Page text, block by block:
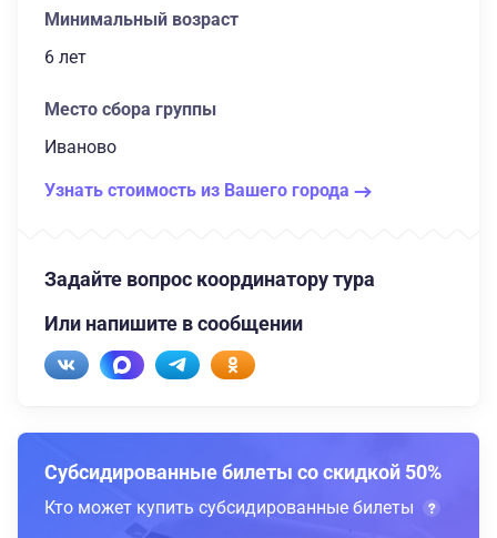
Минимальный возраст
6 лет
Место сбора группы
Иваново
Узнать стоимость из Вашего города
Задайте вопрос координатору тура
Или напишите в сообщении
Субсидированные билеты со скидкой 50%
Кто может купить субсидированные билеты